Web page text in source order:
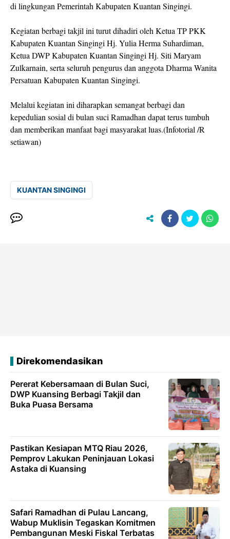
di lingkungan Pemerintah Kabupaten Kuantan Singingi.
Kegiatan berbagi takjil ini turut dihadiri oleh Ketua TP PKK
Kabupaten Kuantan Singingi Hj. Yulia Herma Suhardiman,
Ketua DWP Kabupaten Kuantan Singingi Hj. Siti Maryam
Zulkarnain, serta seluruh pengurus dan anggota Dharma Wanita
Persatuan Kabupaten Kuantan Singingi.
Melalui kegiatan ini diharapkan semangat berbagi dan
kepedulian sosial di bulan suci Ramadhan dapat terus tumbuh
dan memberikan manfaat bagi masyarakat luas.(Infotorial /R
setiawan)
KUANTAN SINGINGI
Direkomendasikan
Pererat Kebersamaan di Bulan Suci,
DWP Kuansing Berbagi Takjil dan
Buka Puasa Bersama
Pastikan Kesiapan MTQ Riau 2026,
Pemprov Lakukan Peninjauan Lokasi
Astaka di Kuansing
Safari Ramadhan di Pulau Lancang,
Wabup Muklisin Tegaskan Komitmen
Pembangunan Meski Fiskal Terbatas